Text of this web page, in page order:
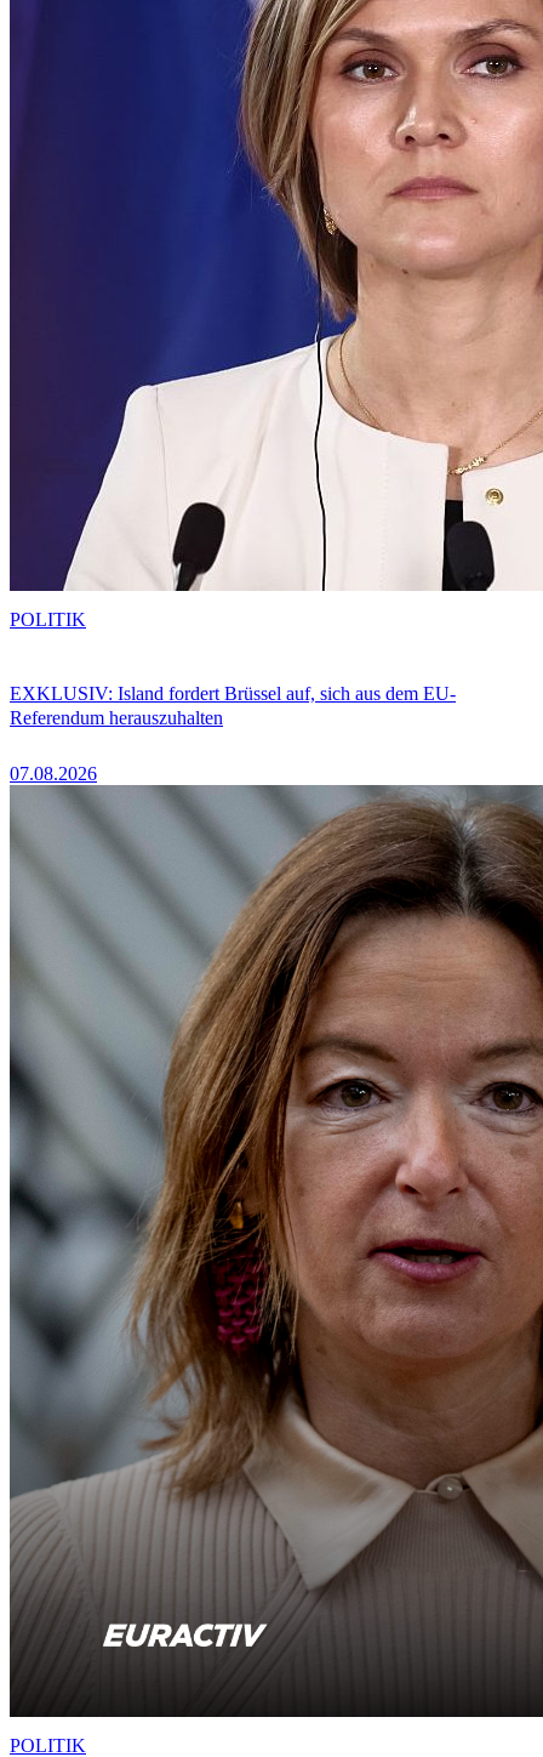
EXKLUSIV: Island fordert Brüssel auf, sich aus dem EU-
Referendum herauszuhalten
07.08.2026
POLITIK
POLITIK